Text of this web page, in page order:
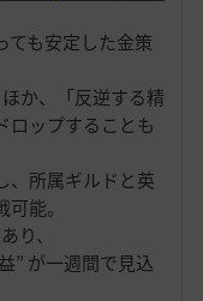
ても安定した金策
か、「反逆する精
ロップすることも
、所属ギルドと英
能。
り、
” が一週間で見込